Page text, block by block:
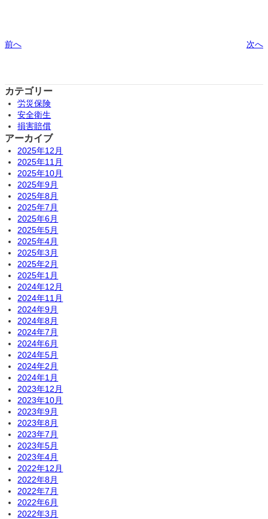
前へ 次へ
カテゴリー
労災保険
安全衛生
損害賠償
アーカイブ
2025年12月
2025年11月
2025年10月
2025年9月
2025年8月
2025年7月
2025年6月
2025年5月
2025年4月
2025年3月
2025年2月
2025年1月
2024年12月
2024年11月
2024年9月
2024年8月
2024年7月
2024年6月
2024年5月
2024年2月
2024年1月
2023年12月
2023年10月
2023年9月
2023年8月
2023年7月
2023年5月
2023年4月
2022年12月
2022年8月
2022年7月
2022年6月
2022年3月